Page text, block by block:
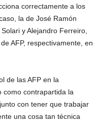
correctamente a los
la de José Ramón
y Alejandro Ferreiro,
AFP, respectivamente, en
de las AFP en la
como contrapartida la
con tener que trabajar
una cosa tan técnica